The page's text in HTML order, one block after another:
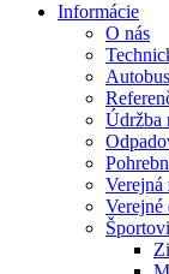
Informácie
O nás
Údržba
Verejná
Verejné